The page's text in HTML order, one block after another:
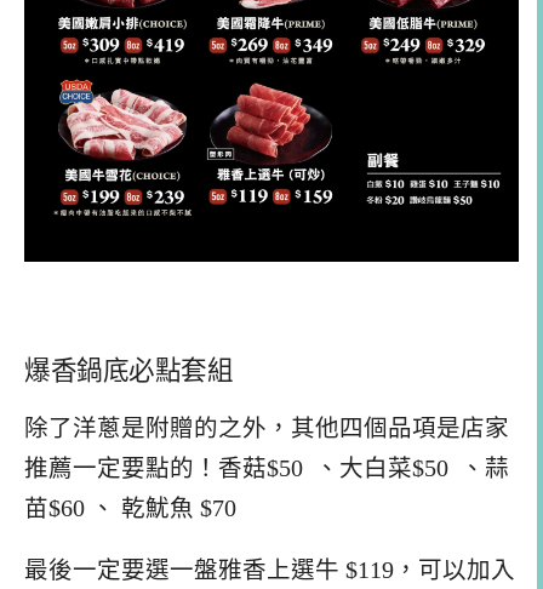
爆香鍋底必點套組
除了洋蔥是附贈的之外，其他四個品項是店家
推薦一定要點的！香菇$50 、大白菜$50 、蒜
苗$60 、 乾魷魚 $70
最後一定要選一盤雅香上選牛 $119，可以加入